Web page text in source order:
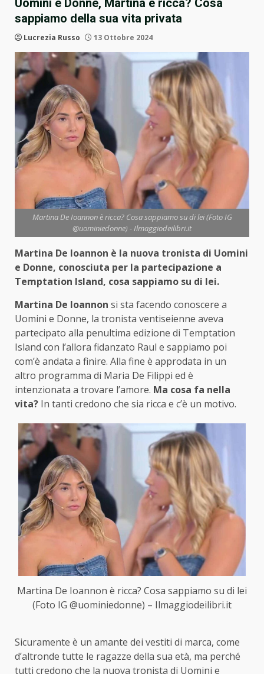
Uomini e Donne, Martina è ricca? Cosa
sappiamo della sua vita privata
Lucrezia Russo 13 Ottobre 2024
Martina De Ioannon è ricca? Cosa sappiamo su di lei (Foto IG
@uominiedonne) - Ilmaggiodeilibri.it
Martina De Ioannon è la nuova tronista di Uomini
e Donne, conosciuta per la partecipazione a
Temptation Island, cosa sappiamo su di lei.
Martina De Ioannon si sta facendo conoscere a
Uomini e Donne, la tronista ventiseienne aveva
partecipato alla penultima edizione di Temptation
Island con l’allora fidanzato Raul e sappiamo poi
com’è andata a finire. Alla fine è approdata in un
altro programma di Maria De Filippi ed è
intenzionata a trovare l’amore. Ma cosa fa nella
vita? In tanti credono che sia ricca e c’è un motivo.
Martina De Ioannon è ricca? Cosa sappiamo su di lei
(Foto IG @uominiedonne) – Ilmaggiodeilibri.it
Sicuramente è un amante dei vestiti di marca, come
d’altronde tutte le ragazze della sua età, ma perché
tutti credono che la nuova tronista di Uomini e